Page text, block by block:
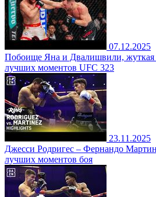
07.12.2025
Побоище Яна и Двалишвили,
лучших моментов UFC 323
23.11.2025
Джесси Родригес – Фернандо
лучших моментов боя